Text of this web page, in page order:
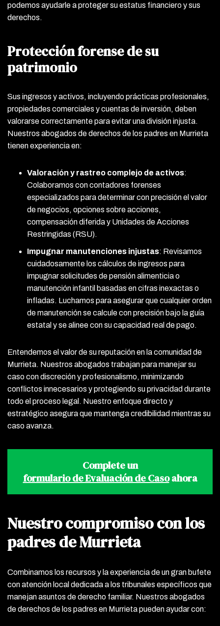
podemos ayudarle a proteger su estatus financiero y sus
derechos.
Protección forense de su
patrimonio
Sus ingresos y activos, incluyendo prácticas profesionales,
propiedades comerciales y cuentas de inversión, deben
valorarse correctamente para evitar una división injusta.
Nuestros abogados de derechos de los padres en Murrieta
tienen experiencia en:
Valoración y rastreo complejo de activos:
Colaboramos con contadores forenses
especializados para determinar con precisión el valor
de negocios, opciones sobre acciones,
compensación diferida y Unidades de Acciones
Restringidas (RSU).
Impugnar manutenciones injustas: Revisamos
cuidadosamente los cálculos de ingresos para
impugnar solicitudes de pensión alimenticia o
manutención infantil basadas en cifras inexactas o
infladas. Luchamos para asegurar que cualquier orden
de manutención se calcule con precisión bajo la guía
estatal y se alinee con su capacidad real de pago.
Entendemos el valor de su reputación en la comunidad de
Murrieta. Nuestros abogados trabajan para manejar su
caso con discreción y profesionalismo, minimizando
conflictos innecesarios y protegiendo su privacidad durante
todo el proceso legal. Nuestro enfoque directo y
estratégico asegura que mantenga credibilidad mientras su
caso avanza.
Complete un
formulario de Evaluación de Casoahora
Nuestro compromiso con los
padres de Murrieta
Combinamos los recursos y la experiencia de un gran bufete
con atención local dedicada a los tribunales específicos que
manejan asuntos de derecho familiar. Nuestros abogados
de derechos de los padres en Murrieta pueden ayudar con: